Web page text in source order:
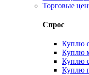
Торговые
Спрос
Куплю
Куплю
Куплю
Куплю